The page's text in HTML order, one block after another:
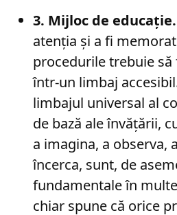
3. Mijloc de educație.
atenția și a fi
procedurile trebuie
într-un limbaj
limbajul universal al
de bază ale învățării,
a imagina, a observa,
încerca, sunt, de
fundamentale în
chiar spune că orice